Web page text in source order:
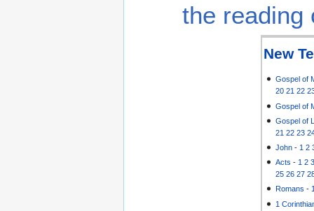
the reading
New
Gospel of
20 21 22
Gospel of
Gospel of
21 22 23
John - 1 2
Acts - 1 2
25 26 27
Romans -
1